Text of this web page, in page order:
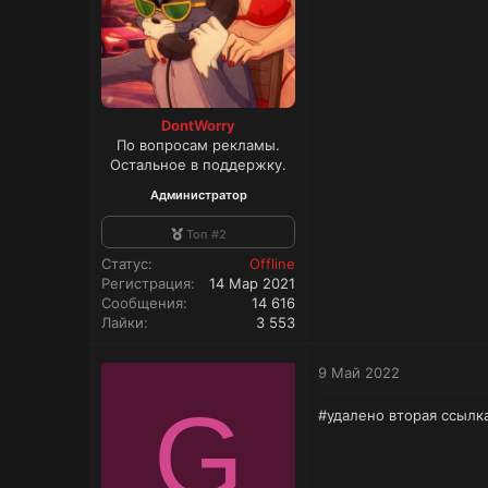
DontWorry
По вопросам рекламы.
Остальное в поддержку.
Администратор
Топ #2
Статус
Offline
Регистрация
14 Мар 2021
Сообщения
14 616
Лайки
3 553
G
9 Май 2022
#удалено вторая